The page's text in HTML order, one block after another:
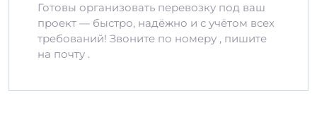
Готовы организовать перевозку под ваш
проект — быстро, надёжно и с учётом всех
требований! Звоните по номеру , пишите
на почту .